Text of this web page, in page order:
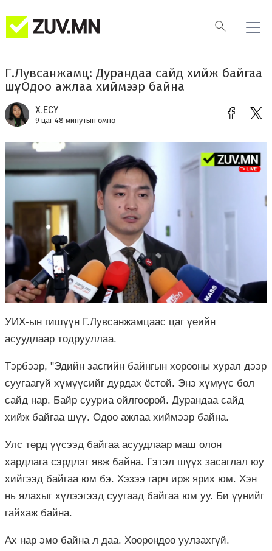
Г.Лувсанжамц​: Дурандаа сайд хийж байгаа
шүү. Одоо ажлаа хиймээр байна
Х.ЕСҮ
9 цаг 48 минутын өмнө
УИХ-ын гишүүн Г.Лувсанжамцаас цаг үеийн
асуудлаар тодрууллаа.
Тэрбээр, "Эдийн засгийн байнгын хорооны хурал дээр
суугаагүй хүмүүсийг дурдах ёстой. Энэ хүмүүс бол
сайд нар. Байр сууриа ойлгоорой. Дурандаа сайд
хийж байгаа шүү. Одоо ажлаа хиймээр байна.
Улс төрд үүсээд байгаа асуудлаар маш олон
хардлага сэрдлэг явж байна. Гэтэл шүүх засаглал юу
хийгээд байгаа юм бэ. Хэзээ гарч ирж ярих юм. Хэн
нь ялахыг хүлээгээд суугаад байгаа юм уу. Би үүнийг
гайхаж байна.
Ах нар эмо байна л даа. Хоорондоо уулзахгүй.